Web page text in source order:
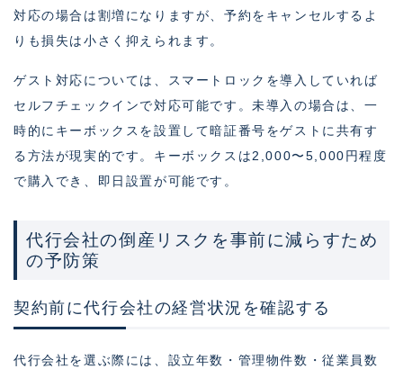
対応の場合は割増になりますが、予約をキャンセルするよ
りも損失は小さく抑えられます。
ゲスト対応については、スマートロックを導入していれば
セルフチェックインで対応可能です。未導入の場合は、一
時的にキーボックスを設置して暗証番号をゲストに共有す
る方法が現実的です。キーボックスは2,000〜5,000円程度
で購入でき、即日設置が可能です。
代行会社の倒産リスクを事前に減らすため
の予防策
契約前に代行会社の経営状況を確認する
代行会社を選ぶ際には、設立年数・管理物件数・従業員数